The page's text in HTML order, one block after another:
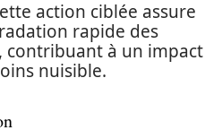
action ciblée assure
rapide des
contribuant à un impact
nuisible.